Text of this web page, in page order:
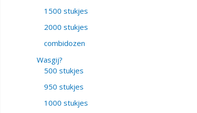
1500 stukjes
2000 stukjes
combidozen
Wasgij?
500 stukjes
950 stukjes
1000 stukjes